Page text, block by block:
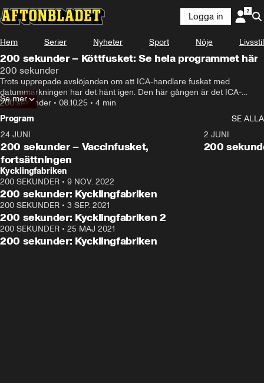
Logga in
Hem Serier Nyheter Sport Nöje Livsstil
200 sekunder – Köttfusket: Se hela programmet här
200 sekunder
Trots upprepade avslöjanden om att ICA-handlare fuskat med
datummärkningen har det hänt igen. Den här gången är det ICA-
butiken på en av Stockholms finaste adresser som märkt om kött som
passerat bäst före-datum.
200 sekunder • 08.10.25 • 4 min
Se mer
Program
SE ALLA
24 JUNI
200 sekunder – Vaccinfusket,
fortsättningen
2 JUNI
200
Kycklingfabriken
200 SEKUNDER • 9 NOV. 2022
200 sekunder: Kycklingfabriken
200 SEKUNDER • 3 SEP. 2021
200 sekunder: Kycklingfabriken 2
200 SEKUNDER • 25 MAJ 2021
200 sekunder: Kycklingfabriken